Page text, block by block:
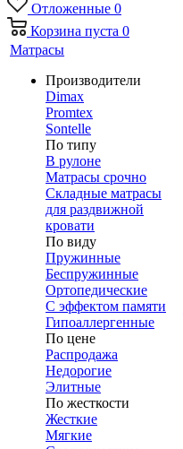
Отложенные 0
Корзина пуста 0
Матрасы
Производители
Dimax
Promtex
Sontelle
По типу
В рулоне
Матрасы срочно
Складные матрасы
для раздвижной
кровати
По виду
Пружинные
Беспружинные
Ортопедические
С эффектом памяти
Гипоаллергенные
По цене
Распродажа
Недорогие
Элитные
По жесткости
Жесткие
Мягкие